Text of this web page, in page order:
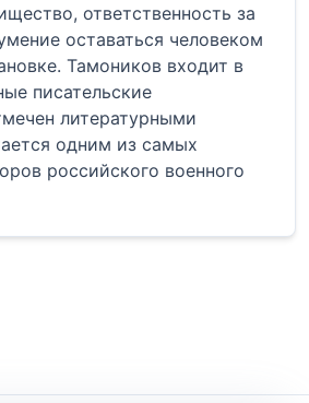
ответственность за
оставаться человеком
Тамоников входит в
писательские
литературными
одним из самых
российского военного